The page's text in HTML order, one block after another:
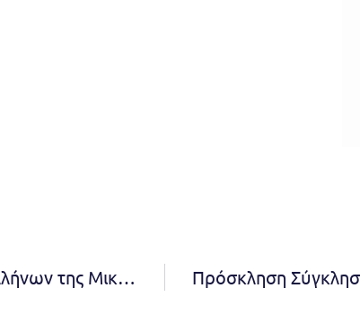
Εκδήλωση Μνήμης για τη Γενοκτονία των Ελλήνων της Μικράς Ασίας